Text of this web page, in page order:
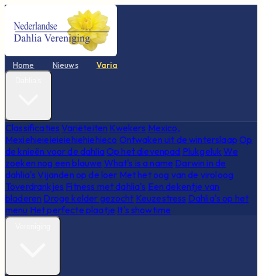
Home Nieuws Varia
Classificaties Variëteiten Kwekers Mexico,
Mexiehieieieieiehiehiehieco Ontwaken uit de winterslaap Op
de knieën voor de dahliaOp het dievenpad Plukgeluk We
zoeken nog een blauwe What's is a name Darwin in de
dahlia's Vijanden op de loer Met het oog van de viroloog
Toverdrankjes Fitness met dahlia's Een dekentje van
bladeren Droge kelder gezocht Keuzestress Dahlia's op het
menu Het perfecte plaatje It's showtime